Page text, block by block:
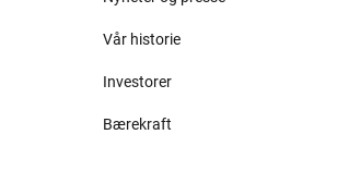
Vår historie
Investorer
Bærekraft